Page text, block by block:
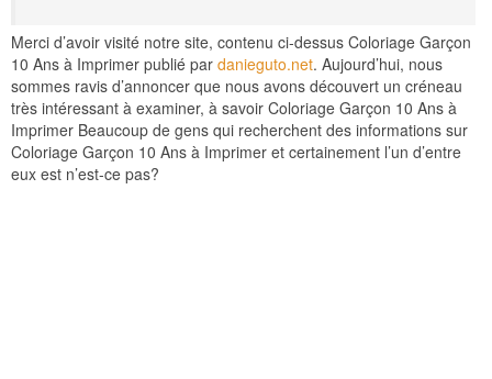
Merci d’avoir visité notre site, contenu ci-dessus Coloriage Garçon
10 Ans à Imprimer publié par danieguto.net. Aujourd’hui, nous
sommes ravis d’annoncer que nous avons découvert un créneau
très intéressant à examiner, à savoir Coloriage Garçon 10 Ans à
Imprimer Beaucoup de gens qui recherchent des informations sur
Coloriage Garçon 10 Ans à Imprimer et certainement l’un d’entre
eux est n’est-ce pas?